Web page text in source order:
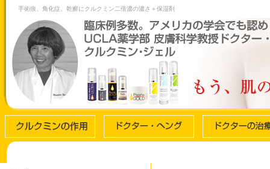
手術痕、角化症、乾癬にクルクミン二倍濃の濃さ＋保湿剤